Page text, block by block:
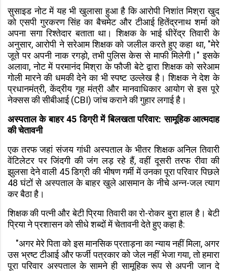
सुसाइड नोट में यह भी खुलासा हुआ है कि आरोपी निशांत मिश्रा खुद
को एसपी गुरकरण सिंह का बैचमेट और टीआई हितेंद्रनाथ शर्मा को
अपना सगा रिश्तेदार बताता था। शिक्षक के भाई धीरेंद्र तिवारी के
अनुसार, आरोपी ने सरेआम शिक्षक को जलील करते हुए कहा था, "मेरे
जूते पर अपनी नाक रगड़ो, तभी पुलिस केस से माफी मिलेगी।" इसके
अलावा, नोट में परमानंद मिश्रा के फौजी बेटे द्वारा शिक्षक को सरेआम
गोली मारने की धमकी देने का भी स्पष्ट उल्लेख है। शिक्षक ने देश के
प्रधानमंत्री, केंद्रीय गृह मंत्री और मानवाधिकार आयोग से इस पूरे
नेक्सस की सीबीआई (CBI) जांच कराने की गुहार लगाई है।
अस्पताल के बाहर 45 डिग्री में बिलखता परिवार: सामूहिक आत्मदाह
की चेतावनी
एक तरफ जहां संजय गांधी अस्पताल के भीतर शिक्षक अनिल तिवारी
वेंटिलेटर पर जिंदगी की जंग लड़ रहे हैं, वहीं दूसरी तरफ रीवा की
झुलसा देने वाली 45 डिग्री की भीषण गर्मी में उनका पूरा परिवार पिछले
48 घंटों से अस्पताल के बाहर खुले आसमान के नीचे अन्न-जल त्याग
कर बैठा है।
शिक्षक की पत्नी और बेटी प्रिया तिवारी का रो-रोकर बुरा हाल है। बेटी
प्रिया ने प्रशासन को सीधे शब्दों में चेतावनी देते हुए कहा है:
"अगर मेरे पिता को इस मानसिक प्रताड़ना का न्याय नहीं मिला, अगर
उस भ्रष्ट टीआई और फर्जी पत्रकार को जेल नहीं भेजा गया, तो हमारा
पूरा परिवार अस्पताल के सामने ही सामूहिक रूप से अपनी जान दे